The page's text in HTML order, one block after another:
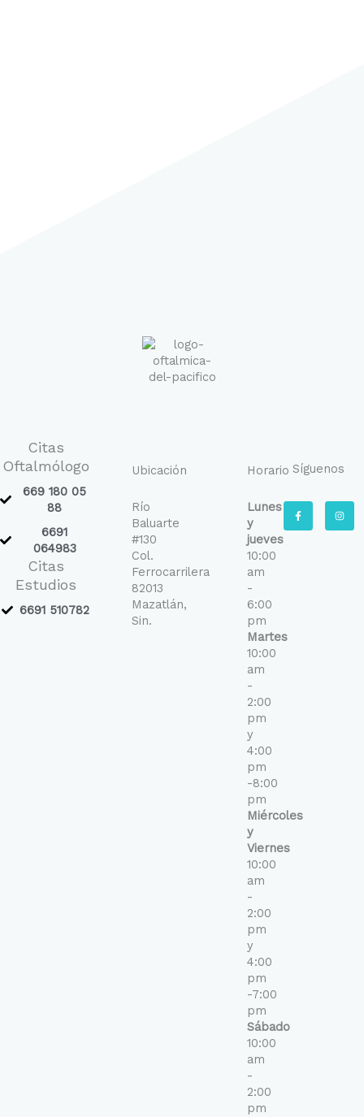
Citas
Oftalmólogo
669 180 05
88
6691
064983
Citas
Estudios
6691 510782
Ubicación
Río
Baluarte
#130
Col.
Ferrocarrilera
82013
Mazatlán,
Sin.
Horario
Lunes
y
jueves
10:00
am
-
6:00
pm
Martes
10:00
am
-
2:00
pm
y
4:00
pm
-8:00
pm
Miércoles
y
Viernes
10:00
am
-
2:00
pm
y
4:00
pm
-7:00
pm
Sábado
10:00
am
-
2:00
pm
Síguenos
a
n